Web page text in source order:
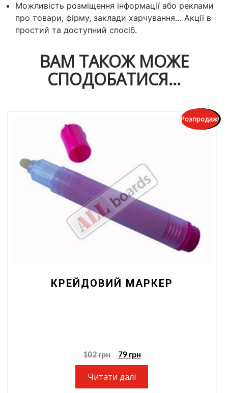
Можливість розміщення інформації або реклами
про товари, фірму, заклади харчування… Акції в
простий та доступний спосіб.
ВАМ ТАКОЖ МОЖЕ
СПОДОБАТИСЯ…
Розпродаж!
КРЕЙДОВИЙ МАРКЕР
102грн 79 грн
Читати далі